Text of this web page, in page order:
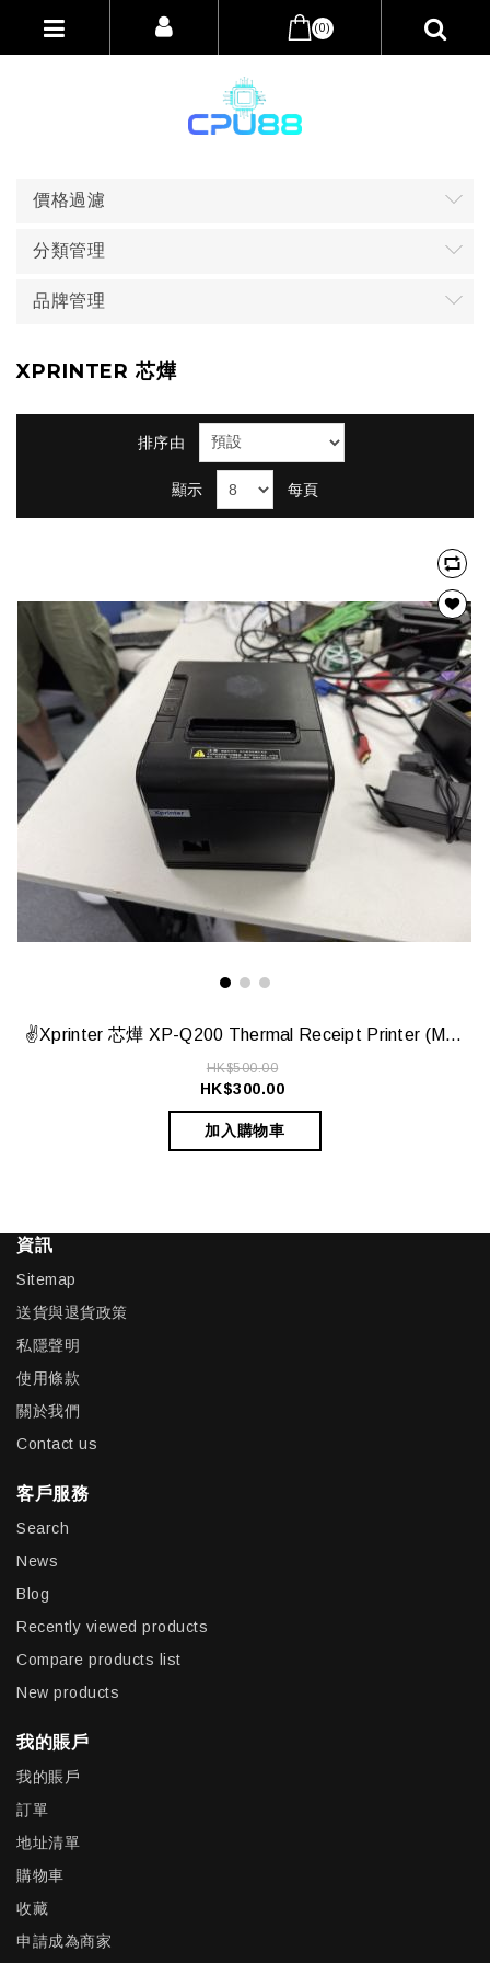
(0)
價格過濾
分類管理
品牌管理
XPRINTER 芯燁
排序由
顯示 每頁
✌️Xprinter 芯燁 XP-Q200 Thermal Receipt Printer (Model: XP-Q200)✌️
HK$500.00
HK$300.00
加入購物車
資訊
Sitemap
送貨與退貨政策
私隱聲明
使用條款
關於我們
Contact us
客戶服務
Search
News
Blog
Recently viewed products
Compare products list
New products
我的賬戶
我的賬戶
訂單
地址清單
購物車
收藏
申請成為商家